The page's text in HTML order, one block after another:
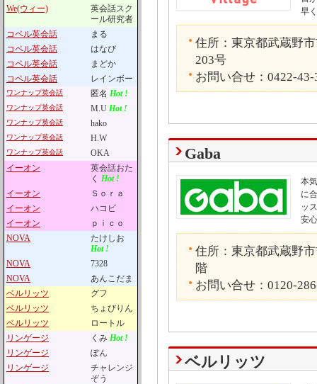
We(ウィー)
英会話スク
ール研究者
コペル英会話
まる
コペル英会話
はなび
コペル英会話
まどか
コペル英会話
レインボー
ワンナップ英会話 匿名 Hot !
ワンナップ英会話 M.U Hot !
ワンナップ英会話 hako
ワンナップ英会話 H.W
ワンナップ英会話
OKA
イーオン
英会話おた
く Hot !
イーオン
Ｓｏｒａ
イーオン
ハコビ
イーオン
ｐｉｃｏ
NOVA
たけしお
Hot !
NOVA
7328
NOVA
あんこだま
ベルリッツ
グフ
ベルリッツ
ちょびりん
ベルリッツ
ロートル
リンゲージ
くみ Hot !
リンゲージ
ぽん
リンゲージ
チャレンジ
ぞう
早
住所：東京都武蔵野
203号
お問い合せ：0422-43-
Gaba
本
に
ッ
安
住所：東京都武蔵野
階
お問い合せ：0120-
ベルリッツ